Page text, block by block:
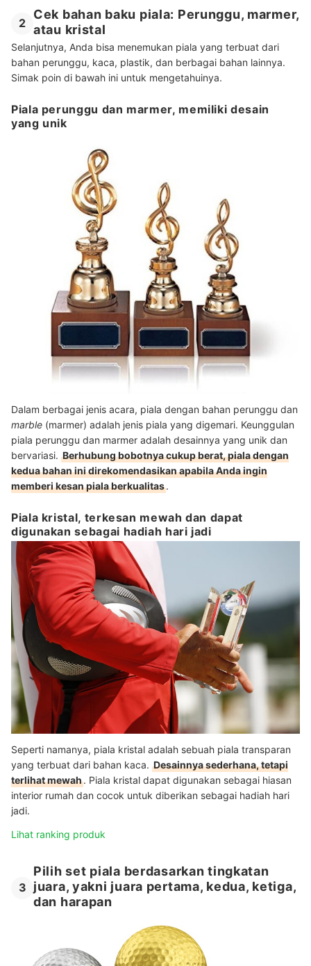
2
Cek bahan baku piala: Perunggu, marmer,
atau kristal
Selanjutnya, Anda bisa menemukan piala yang terbuat dari
bahan perunggu, kaca, plastik, dan berbagai bahan lainnya.
Simak poin di bawah ini untuk mengetahuinya.
Piala perunggu dan marmer, memiliki desain
yang unik
Dalam berbagai jenis acara, piala dengan bahan perunggu dan
marble (marmer) adalah jenis piala yang digemari. Keunggulan
piala perunggu dan marmer adalah desainnya yang unik dan
bervariasi. Berhubung bobotnya cukup berat, piala dengan
kedua bahan ini direkomendasikan apabila Anda ingin
memberi kesan piala berkualitas.
Piala kristal, terkesan mewah dan dapat
digunakan sebagai hadiah hari jadi
Seperti namanya, piala kristal adalah sebuah piala transparan
yang terbuat dari bahan kaca. Desainnya sederhana, tetapi
terlihat mewah. Piala kristal dapat digunakan sebagai hiasan
interior rumah dan cocok untuk diberikan sebagai hadiah hari
jadi.
Lihat ranking produk
3
Pilih set piala berdasarkan tingkatan
juara, yakni juara pertama, kedua, ketiga,
dan harapan